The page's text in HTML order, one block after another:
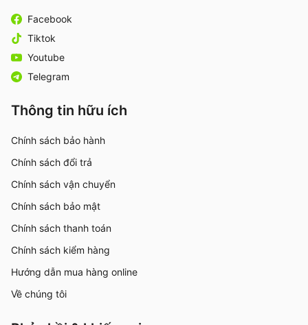
Facebook
Tiktok
Youtube
Telegram
Thông tin hữu ích
Chính sách bảo hành
Chính sách đổi trả
Chính sách vận chuyển
Chính sách bảo mật
Chính sách thanh toán
Chính sách kiểm hàng
Hướng dẫn mua hàng online
Về chúng tôi